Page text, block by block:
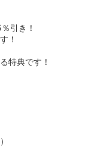
引き！
！
特典です！